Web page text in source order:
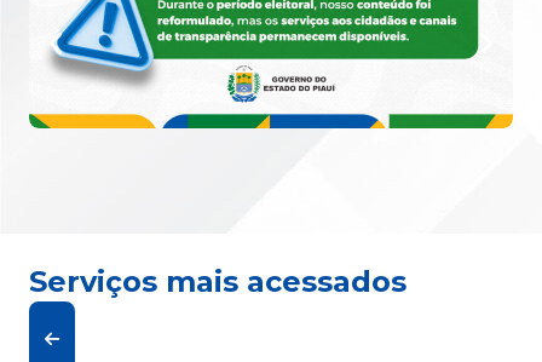
Serviços mais acessados